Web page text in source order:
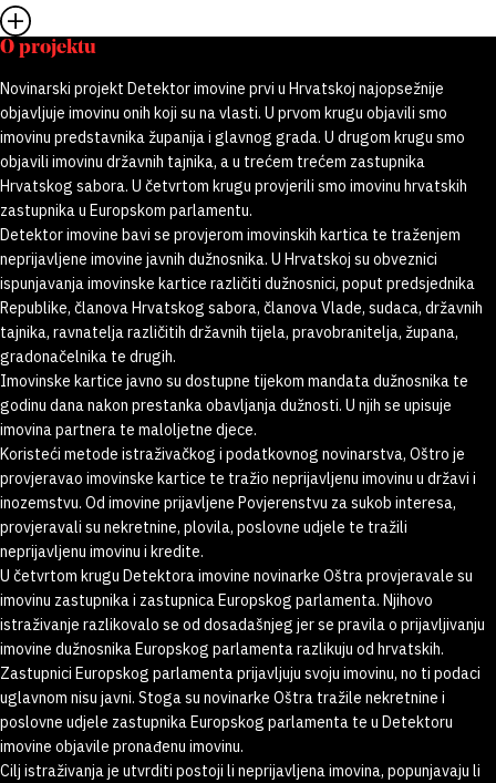
O projektu
Novinarski projekt Detektor imovine prvi u Hrvatskoj najopsežnije
objavljuje imovinu onih koji su na vlasti. U prvom krugu objavili smo
imovinu predstavnika županija i glavnog grada. U drugom krugu smo
objavili imovinu državnih tajnika, a u trećem trećem zastupnika
Hrvatskog sabora. U četvrtom krugu provjerili smo imovinu hrvatskih
zastupnika u Europskom parlamentu.
Detektor imovine bavi se provjerom imovinskih kartica te traženjem
neprijavljene imovine javnih dužnosnika. U Hrvatskoj su obveznici
ispunjavanja imovinske kartice različiti dužnosnici, poput predsjednika
Republike, članova Hrvatskog sabora, članova Vlade, sudaca, državnih
tajnika, ravnatelja različitih državnih tijela, pravobranitelja, župana,
gradonačelnika te drugih.
Imovinske kartice javno su dostupne tijekom mandata dužnosnika te
godinu dana nakon prestanka obavljanja dužnosti. U njih se upisuje
imovina partnera te maloljetne djece.
Koristeći metode istraživačkog i podatkovnog novinarstva, Oštro je
provjeravao imovinske kartice te tražio neprijavljenu imovinu u državi i
inozemstvu. Od imovine prijavljene Povjerenstvu za sukob interesa,
provjeravali su nekretnine, plovila, poslovne udjele te tražili
neprijavljenu imovinu i kredite.
U četvrtom krugu Detektora imovine novinarke Oštra provjeravale su
imovinu zastupnika i zastupnica Europskog parlamenta. Njihovo
istraživanje razlikovalo se od dosadašnjeg jer se pravila o prijavljivanju
imovine dužnosnika Europskog parlamenta razlikuju od hrvatskih.
Zastupnici Europskog parlamenta prijavljuju svoju imovinu, no ti podaci
uglavnom nisu javni. Stoga su novinarke Oštra tražile nekretnine i
poslovne udjele zastupnika Europskog parlamenta te u Detektoru
imovine objavile pronađenu imovinu.
Cilj istraživanja je utvrditi postoji li neprijavljena imovina, popunjavaju li